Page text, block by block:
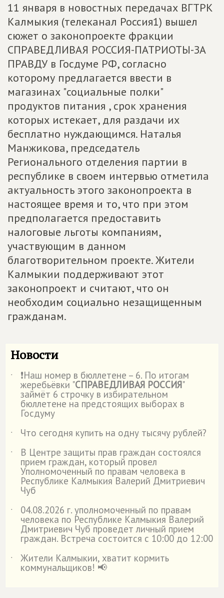
11 января в новостных передачах ВГТРК
Калмыкия (телеканал Россия1) вышел
сюжет о законопроекте фракции
СПРАВЕДЛИВАЯ РОССИЯ-ПАТРИОТЫ-ЗА
ПРАВДУ в Госдуме РФ, согласно
которому предлагается ввести в
магазинах "социальные полки"
продуктов питания , срок хранения
которых истекает, для раздачи их
бесплатно нуждающимся. Наталья
Манжикова, председатель
Регионального отделения партии в
республике в своем интервью отметила
актуальность этого законопроекта в
настоящее время и то, что при этом
предполагается предоставить
налоговые льготы компаниям,
участвующим в данном
благотворительном проекте. Жители
Калмыкии поддерживают этот
законопроект и считают, что он
необходим социально незащищенным
гражданам.
Новости
˙ ❗Наш номер в бюллетене – 6. По итогам
жеребьёвки "СПРАВЕДЛИВАЯ РОССИЯ"
займёт 6 строчку в избирательном
бюллетене на предстоящих выборах в
Госдуму
˙
Что сегодня купить на одну тысячу рублей?
˙
В Центре защиты прав граждан состоялся
прием граждан, который провел
Уполномоченный по правам человека в
Республике Калмыкия Валерий Дмитриевич
Чуб
˙
04.08.2026 г. уполномоченный по правам
человека по Республике Калмыкия Валерий
Дмитриевич Чуб проведет личный прием
граждан. Встреча состоится с 10:00 до 12:00
˙
Жители Калмыкии, хватит кормить
коммунальщиков! 📢